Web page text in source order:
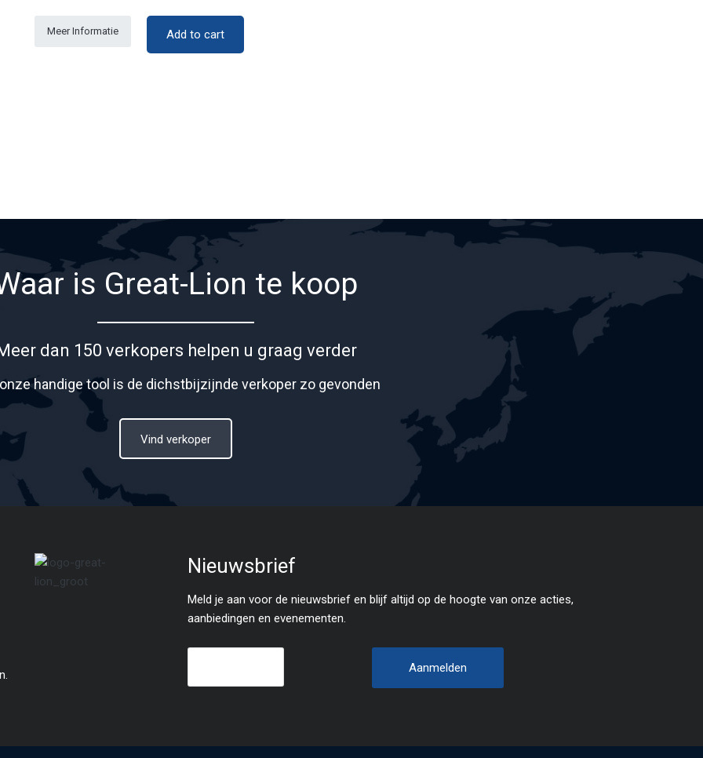
Add to cart
Meer Informatie
is Great-Lion te koop
dan 150 verkopers helpen u graag verder
handige tool is de dichstbijzijnde verkoper zo gevonden
Vind verkoper
Nieuwsbrief
Meld je aan voor de nieuwsbrief en blijf altijd op de hoogte van onze acties,
aanbiedingen en evenementen.